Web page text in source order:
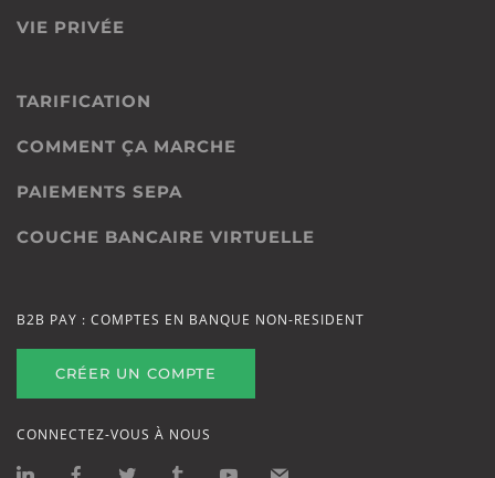
VIE PRIVÉE
TARIFICATION
COMMENT ÇA MARCHE
PAIEMENTS SEPA
COUCHE BANCAIRE VIRTUELLE
B2B PAY : COMPTES EN BANQUE NON-RESIDENT
CRÉER UN COMPTE
CONNECTEZ-VOUS À NOUS